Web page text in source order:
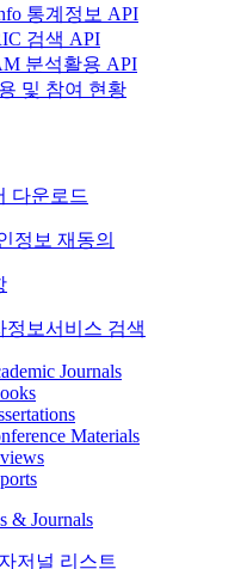
통계정보 API
검색 API
분석활용 API
및 참여 현황
다운로드
정보 재동의
정보서비스 검색
Journals
Materials
& Journals
저널 리스트